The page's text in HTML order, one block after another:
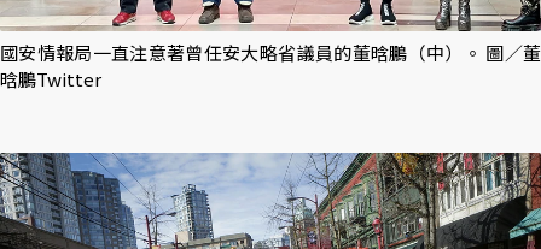
國安情報局一直注意著曾任安大略省議員的董晗鵬（中）。 圖／董
晗鵬Twitter